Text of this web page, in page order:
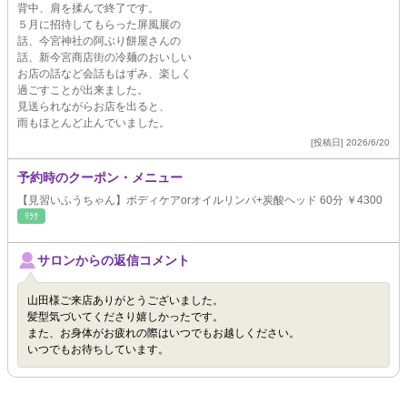
背中、肩を揉んで終了です。
５月に招待してもらった屏風展の
話、今宮神社の阿ぶり餅屋さんの
話、新今宮商店街の冷麺のおいしい
お店の話など会話もはずみ、楽しく
過ごすことが出来ました。
見送られながらお店を出ると、
雨もほとんど止んでいました。
[投稿日] 2026/6/20
予約時のクーポン・メニュー
【見習いふうちゃん】ボディケアorオイルリンパ+炭酸ヘッド 60分 ￥4300
ﾘﾗｸ
サロンからの返信コメント
山田様ご来店ありがとうございました。
髪型気づいてくださり嬉しかったです。
また、お身体がお疲れの際はいつでもお越しください。
いつでもお待ちしています。